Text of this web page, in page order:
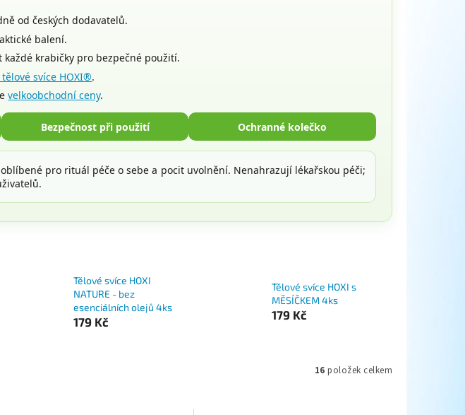
od českých dodavatelů.
balení.
každé krabičky pro bezpečné použití.
svíce HOXI®.
velkoobchodní ceny.
Bezpečnost při použití Ochranné kolečko
pro rituál péče o sebe a pocit uvolnění. Nenahrazují lékařskou péči;
Tělové svíce HOXI
NATURE - bez
esenciálních olejů 4ks
179 Kč
Tělové svíce HOXI s
MĚSÍČKEM 4ks
179 Kč
16 položek celkem